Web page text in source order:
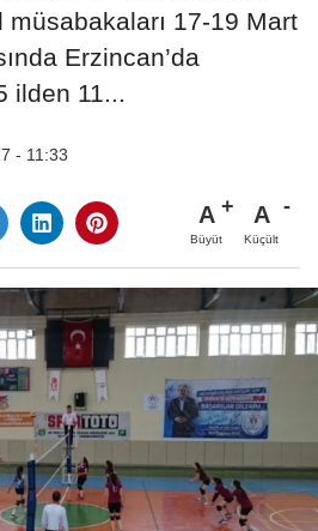
müsabakaları 17-19 Mart
Erzincan’da
ilden 11...
- 11:33
A
Büyüt
A
Küçült